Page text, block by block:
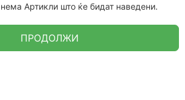
нема Артикли што ќе бидат наведени.
ПРОДОЛЖИ